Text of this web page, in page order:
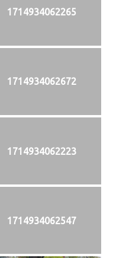
1714934062265
1714934062672
1714934062223
1714934062547